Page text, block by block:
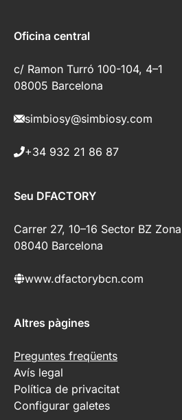
Oficina central
c/ Ramon Turró 100-104, 4–1
08005 Barcelona
simbiosy@simbiosy.com
+34 932 21 86 87
Seu DFACTORY
Carrer 27, 10–16 Sector BZ
08040 Barcelona
www.dfactorybcn.com
Altres pàgines
Preguntes freqüents
Avís legal
Política de privacitat
Configurar galetes